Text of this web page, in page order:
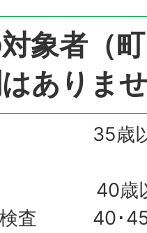
象者（
ありま
診 35歳以
診 40歳
検査 40･45